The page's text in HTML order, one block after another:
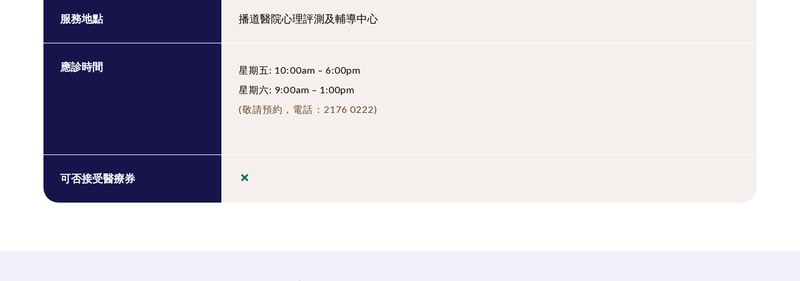
服務地點 播道醫院心理評測及輔導中心
應診時間
星期五: 10:00am – 6:00pm
星期六: 9:00am – 1:00pm
(敬請預約，電話：2176 0222)
可否接受醫療券